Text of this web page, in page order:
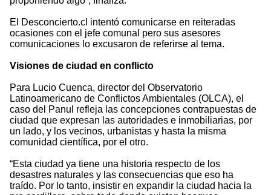
El Desconcierto.cl intentó comunicarse en reiteradas
ocasiones con el jefe comunal pero sus asesores
comunicaciones lo excusaron de referirse al tema.
Visiones de ciudad en conflicto
Para Lucio Cuenca, director del Observatorio
Latinoamericano de Conflictos Ambientales (OLCA), el
caso del Panul refleja las concepciones contrapuestas de
ciudad que expresan las autoridades e inmobiliarias, por
un lado, y los vecinos, urbanistas y hasta la misma
comunidad científica, por el otro.
“Esta ciudad ya tiene una historia respecto de los
desastres naturales y las consecuencias que eso ha
traído. Por lo tanto, insistir en expandir la ciudad hacia la